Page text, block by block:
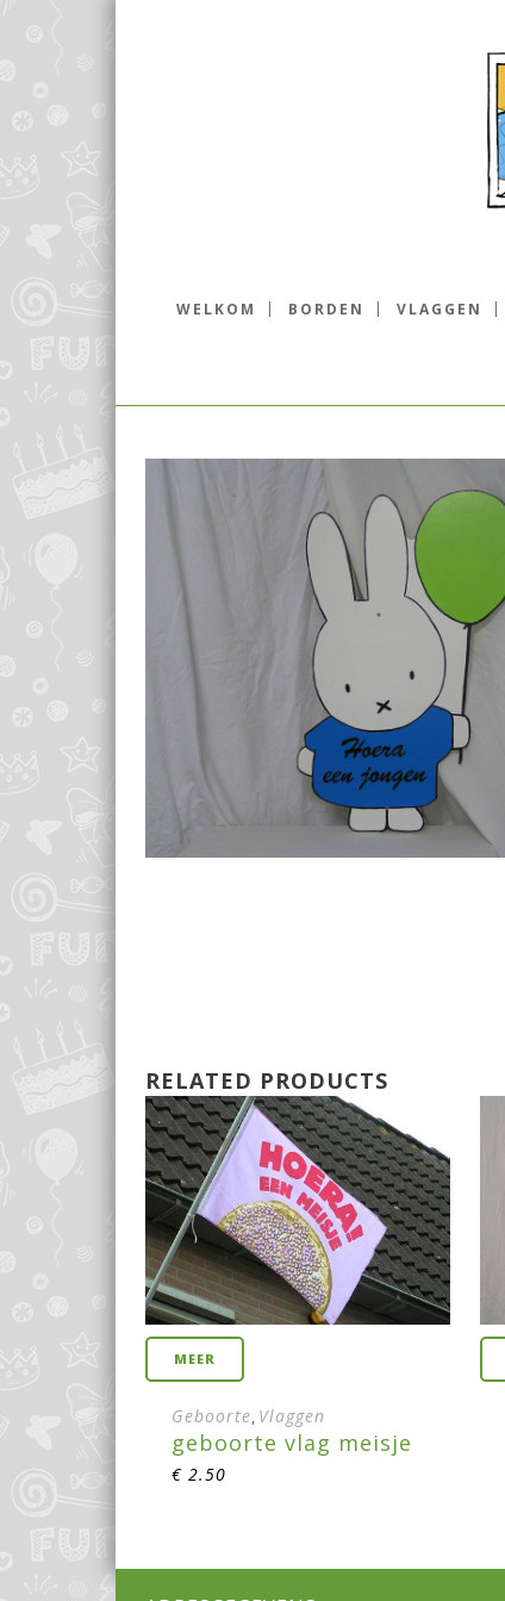
WELKOM BORDEN VLAGGEN
RELATED PRODUCTS
MEER
Geboorte, Vlaggen
geboorte vlag meisje
€ 2.50